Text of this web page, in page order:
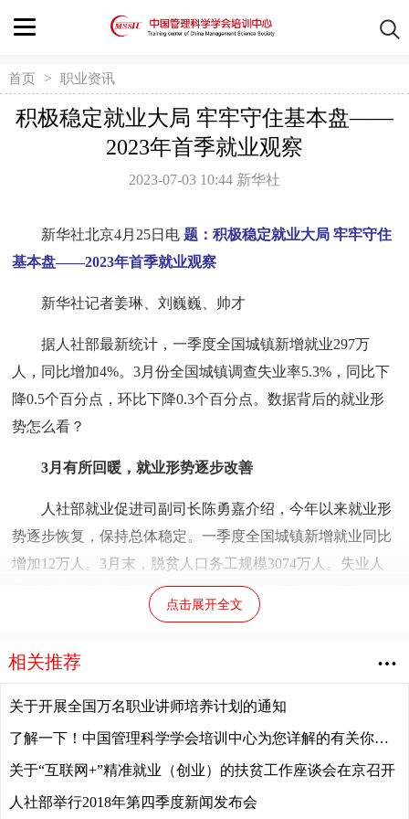
首页 > 职业资讯
积极稳定就业大局 牢牢守住基本盘——
2023年首季就业观察
2023-07-03 10:44 新华社
新华社北京4月25日电题：积极稳定就业大局 牢牢守住
基本盘——2023年首季就业观察
新华社记者姜琳、刘巍巍、帅才
据人社部最新统计，一季度全国城镇新增就业297万
人，同比增加4%。3月份全国城镇调查失业率5.3%，同比下
降0.5个百分点，环比下降0.3个百分点。数据背后的就业形
势怎么看？
3月有所回暖，就业形势逐步改善
人社部就业促进司副司长陈勇嘉介绍，今年以来就业形
势逐步恢复，保持总体稳定。一季度全国城镇新增就业同比
增加12万人。3月末，脱贫人口务工规模3074万人。失业人
员再就业、就业困难人员就业分别达到118万人和40万人，
同比分别增加10万人和2万人。
“随着经济企稳回升，企业用工需求增加，带动就业逐
业加快恢复，有利于稳定和扩大就业。”国家统计局新闻发
言人付凌晖说，“从监测情况看，今年以来就业市场劳动参
与率稳步提升，失业率在3月份明显下降。”
智联招聘数据显示，一季度企业招聘规模逐月回升，
点击展开全文
相关推荐
关于开展全国万名职业讲师培养计划的通知
了解一下！中国管理科学学会培训中心为您详解的有关你的职称评审的全过程
关于“互联网+”精准就业（创业）的扶贫工作座谈会在京召开
人社部举行2018年第四季度新闻发布会